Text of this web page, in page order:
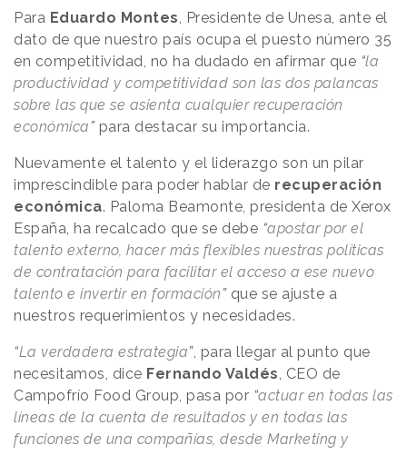
Para Eduardo Montes , Presidente de Unesa, ante el
dato de que nuestro país ocupa el puesto número 35
en competitividad, no ha dudado en afirmar que “la
productividad y competitividad son las dos palancas
sobre las que se asienta cualquier recuperación
económica ” para destacar su importancia.
Nuevamente el talento y el liderazgo son un pilar
imprescindible para poder hablar de recuperación
económica. Paloma Beamonte, presidenta de Xerox
España, ha recalcado que se debe “apostar por el
talento externo, hacer más flexibles nuestras políticas
de contratación para facilitar el acceso a ese nuevo
talento e invertir en formación ” que se ajuste a
nuestros requerimientos y necesidades.
“La verdadera estrategia”, para llegar al punto que
necesitamos, dice Fernando Valdés , CEO de
Campofrío Food Group, pasa por “actuar en todas las
líneas de la cuenta de resultados y en todas las
funciones de una compañías, desde Marketing y